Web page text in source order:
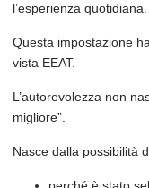
l’esperienza quotidiana.
Questa impostazione
vista EEAT.
L’autorevolezza non
migliore”.
Nasce dalla possibilità